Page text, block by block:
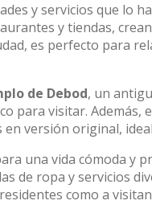
y servicios que lo
y tiendas,
es perfecto para
de Debod, un
para visitar.
versión original,
una vida cómoda y
de ropa y servicios
como a